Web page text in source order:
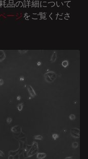
品の詳細について
ージをご覧くださ